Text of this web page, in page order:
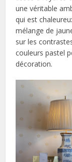
une véritable
qui est
mélange de
sur les
couleurs pastel
décoration.